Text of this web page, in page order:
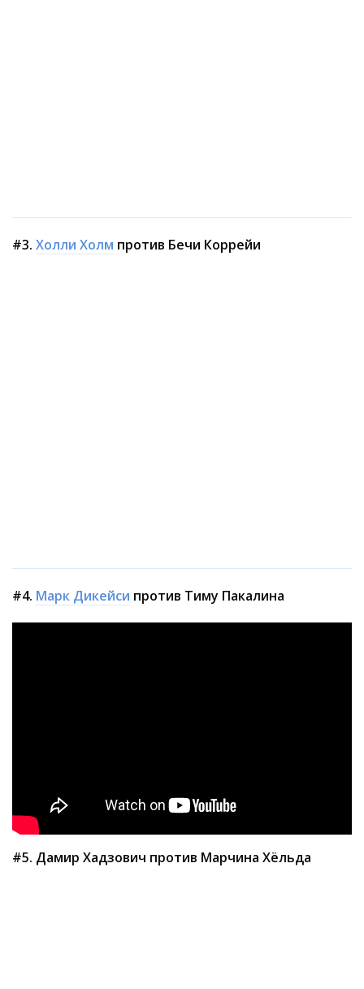
#3. Холли Холм против Бечи Коррейи
#4. Марк Дикейси против Тиму Пакалина
#5. Дамир Хадзович против Марчина Хёльда